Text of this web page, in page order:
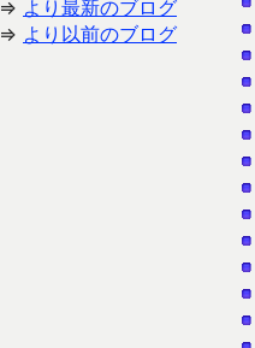
⇒ より最新のブログ
⇒ より以前のブログ